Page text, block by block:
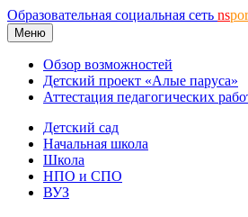
Образовательная социальная сеть ns
Меню
Обзор возможностей
Детский проект «Алые паруса»
Аттестация педагогических
Детский сад
Начальная школа
Школа
НПО и СПО
ВУЗ